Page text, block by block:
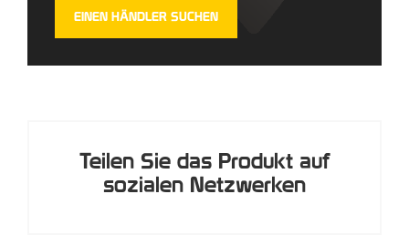
EINEN HÄNDLER SUCHEN
Teilen Sie das Produkt auf
sozialen Netzwerken